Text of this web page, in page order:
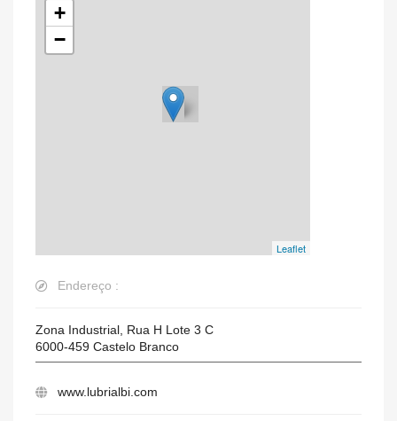
+
−
Leaflet
Endereço :
Zona Industrial, Rua H Lote 3 C
6000-459 Castelo Branco
www.lubrialbi.com